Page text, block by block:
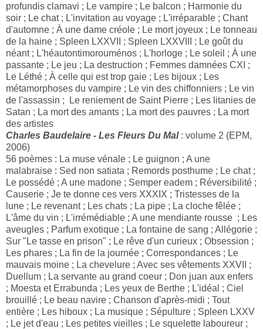
profundis clamavi ; Le vampire ; Le balcon ; Harmonie du
soir ; Le chat ; L'invitation au voyage ; L'irréparable ; Chant
d'automne ; À une dame créole ; Le mort joyeux ; Le tonneau
de la haine ; Spleen LXXVII ; Spleen LXXVIII ; Le goût du
néant ; L'héautontimorouménos ; L'horloge ; Le soleil ; À une
passante ; Le jeu ; La destruction ; Femmes damnées CXI ;
Le Léthé ; À celle qui est trop gaie ; Les bijoux ; Les
métamorphoses du vampire ; Le vin des chiffonniers ; Le vin
de l'assassin ; Le reniement de Saint Pierre ; Les litanies de
Satan ; La mort des amants ; La mort des pauvres ; La mort
des artistes
Charles Baudelaire - Les Fleurs Du Mal: volume 2 (EPM,
2006)
56 poèmes : La muse vénale ; Le guignon ; A une
malabraise : Sed non satiata ; Remords posthume ; Le chat ;
Le possédé ; A une madone ; Semper eadem ; Réversibilité ;
Causerie ; Je te donne ces vers XXXIX ; Tristesses de la
lune ; Le revenant ; Les chats ; La pipe ; La cloche fêlée ;
L'âme du vin ; L'irrémédiable ; A une mendiante rousse ; Les
aveugles ; Parfum exotique ; La fontaine de sang ; Allégorie ;
Sur "Le tasse en prison" ; Le rêve d'un curieux ; Obsession ;
Les phares ; La fin de la journée ; Correspondances ; Le
mauvais moine ; La chevelure ; Avec ses vêtements XXVII ;
Duellum ; La servante au grand coeur ; Don juan aux enfers
; Moesta et Errabunda ; Les yeux de Berthe ; L'idéal ; Ciel
brouillé ; Le beau navire ; Chanson d'après-midi ; Tout
entière ; Les hiboux ; La musique ; Sépulture ; Spleen LXXV
; Le jet d'eau ; Les petites vieilles ; Le squelette laboureur ;